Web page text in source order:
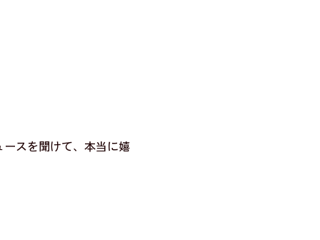
スを聞けて、本当に嬉